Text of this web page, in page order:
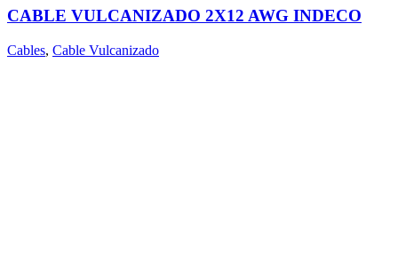
CABLE VULCANIZADO 2X12 AWG INDECO
Cables, Cable Vulcanizado